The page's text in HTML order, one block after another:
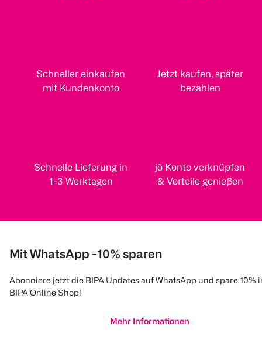
Schneller einkaufen
mit Kundenkonto
Jetzt kaufen, später
bezahlen
Schnelle Lieferung in
1-3 Werktagen
jö Konto verknüpfen
& Vorteile genießen
Mit WhatsApp -10% sparen
Abonniere jetzt die BIPA Updates auf WhatsApp und spare 10%
BIPA Online Shop!
Mehr Informationen